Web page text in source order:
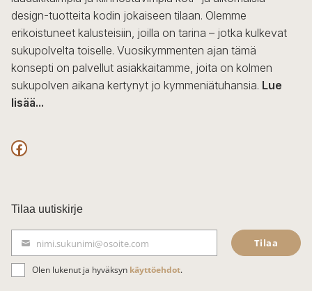
design-tuotteita kodin jokaiseen tilaan. Olemme
erikoistuneet kalusteisiin, joilla on tarina – jotka kulkevat
sukupolvelta toiselle. Vuosikymmenten ajan tämä
konsepti on palvellut asiakkaitamme, joita on kolmen
sukupolven aikana kertynyt jo kymmeniätuhansia. Lue
lisää...
F
c
e
b
o
Tilaa uutiskirje
ä
h
nimi.sukunimi@osoite.com Tilaa
Olen lukenut ja hyväksyn käyttöehdot.